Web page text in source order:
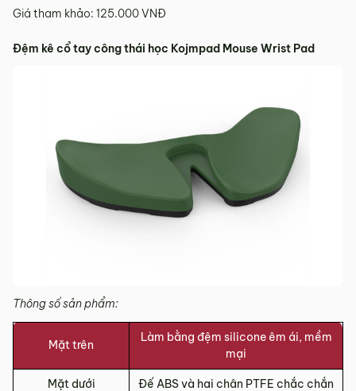
Giá tham khảo: 125.000 VNĐ
Đệm kê cổ tay công thái học Kojmpad Mouse Wrist Pad
Thông số sản phẩm:
Mặt trên
Làm bằng đệm silicone êm ái, mềm
mại
Mặt dưới Đế ABS và hai chân PTFE chắc chắn